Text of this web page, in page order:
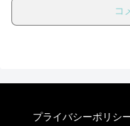
コ
プライバシーポリシ